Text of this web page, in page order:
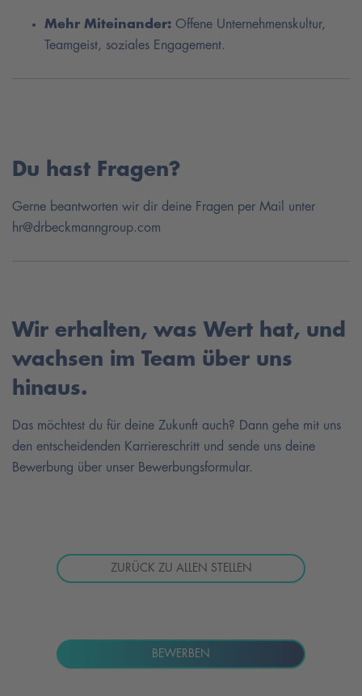
Mehr Miteinander: Offene Unternehmenskultur,
Teamgeist, soziales Engagement.
Du hast Fragen?
Gerne beantworten wir dir deine Fragen per Mail unter
hr@drbeckmanngroup.com
Wir erhalten, was Wert hat, und
wachsen im Team über uns
hinaus.
Das möchtest du für deine Zukunft auch? Dann gehe mit uns
den entscheidenden Karriereschritt und sende uns deine
Bewerbung über unser Bewerbungsformular.
ZURÜCK ZU ALLEN STELLEN
BEWERBEN